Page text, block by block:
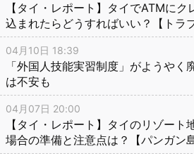
【タイ・レポート】タイでATMに
込まれたらどうすればいい？【トラ
04月10日 18:39
「外国人技能実習制度」がようやく
は不安も
04月07日 20:00
【タイ・レポート】タイのリゾート
場合の準備と注意点は？【パンガン島